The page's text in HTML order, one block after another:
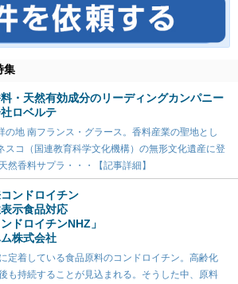
集
・天然有効成分のリーディングカンパニー
ロベルテ
の地 南フランス・グラース。香料産業の聖地とし
スコ（国連教育科学文化機構）の無形文化遺産に登
然香料サプラ・・・【記事詳細】
ンドロイチン
示食品対応
ンドロイチンNHZ」
株式会社
定着している食品原料のコンドロイチン。高齢化
も持続することが見込まれる。そうした中、原料